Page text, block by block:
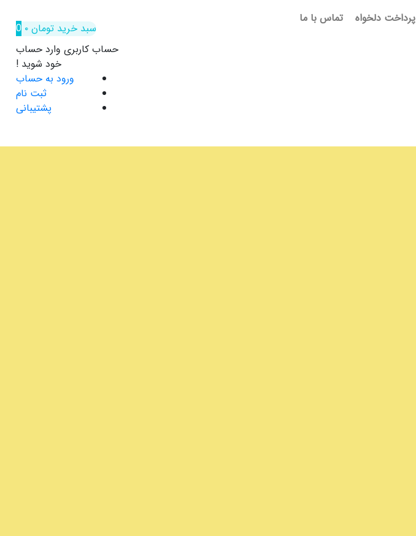
پرداخت دلخواه تماس با ما
سبد خرید تومان۰
0
حساب کاربری وارد حساب
خود شوید !
ورود به حساب
ثبت نام
پشتیبانی